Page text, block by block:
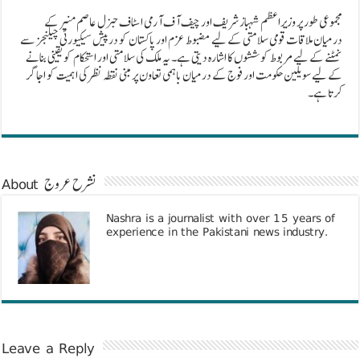
مجموعی طور پر وزیراعظم شہباز شریف اور چیف آف آرمی اسٹاف جنرل عاصم منیر کے
درمیان ملاقات قومی سلامتی کے لیے مضبوط عزم اور پاکستان کو درپیش سیکیورٹی چیلنجز سے
نمٹنے کے لیے مربوط کوششوں کا اشارہ دیتی ہے۔ یہ ملک کی سلامتی اور استحکام کو یقینی بنانے
کے لیے سویلین حکومت اور فوج کے درمیان باہمی تعاون پر مبنی نقطہ نظر کی اہمیت کو اجاگر
کرتا ہے۔
About نشرح عروج
Nashra is a journalist with over 15 years of
experience in the Pakistani news industry.
Leave a Reply